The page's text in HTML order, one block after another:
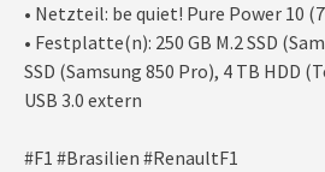
• Netzteil: be quiet! Pure Power 10
• Festplatte(n): 250 GB M.2 SSD
SSD (Samsung 850 Pro), 4 TB HDD
USB 3.0 extern
#F1 #Brasilien #RenaultF1